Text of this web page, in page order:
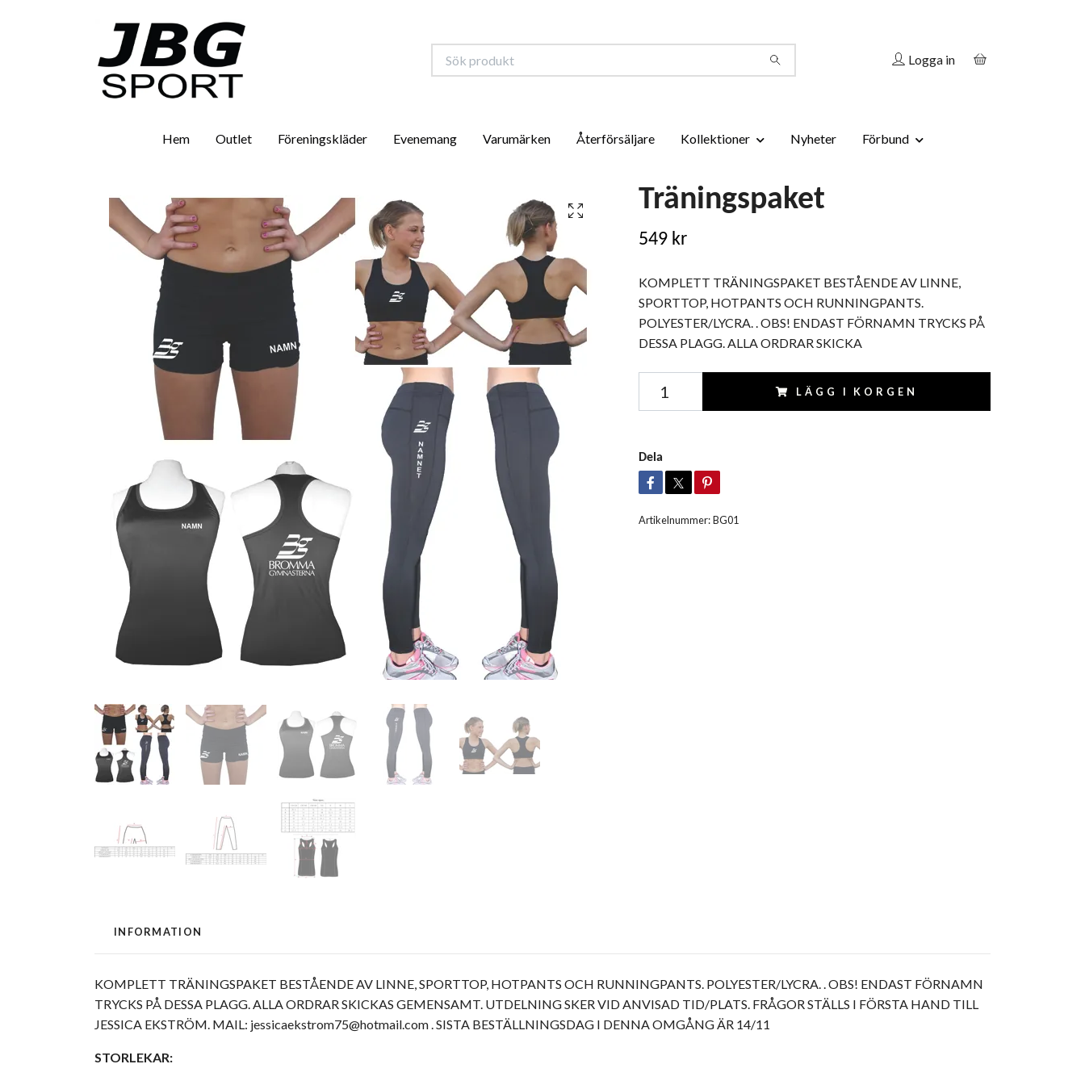
Logga in
Hem Outlet Föreningskläder Evenemang Varumärken Återförsäljare Kollektioner Nyheter Förbund
Träningspaket
549 kr
KOMPLETT TRÄNINGSPAKET BESTÅENDE AV LINNE,
SPORTTOP, HOTPANTS OCH RUNNINGPANTS.
POLYESTER/LYCRA. . OBS! ENDAST FÖRNAMN TRYCKS PÅ
DESSA PLAGG. ALLA ORDRAR SKICKA
LÄGG I KORGEN
Dela
Artikelnummer:BG01
INFORMATION
KOMPLETT TRÄNINGSPAKET BESTÅENDE AV LINNE, SPORTTOP, HOTPANTS OCH RUNNINGPANTS. POLYESTER/LYCRA. . OBS! ENDAST FÖRNAMN
TRYCKS PÅ DESSA PLAGG. ALLA ORDRAR SKICKAS GEMENSAMT. UTDELNING SKER VID ANVISAD TID/PLATS. FRÅGOR STÄLLS I FÖRSTA HAND TILL
JESSICA EKSTRÖM. MAIL: jessicaekstrom75@hotmail.com. SISTA BESTÄLLNINGSDAG I DENNA OMGÅNG ÄR 14/11
STORLEKAR: